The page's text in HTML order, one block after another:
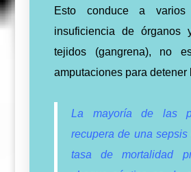
Esto conduce a
insuficiencia de órganos
tejidos (gangrena), no
amputaciones para detener
La mayoría de las
recupera de una sepsis
tasa de mortalidad